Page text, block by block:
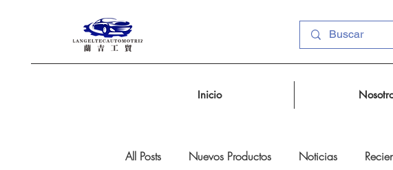
Inicio
All Posts Nuevos Productos Noticias